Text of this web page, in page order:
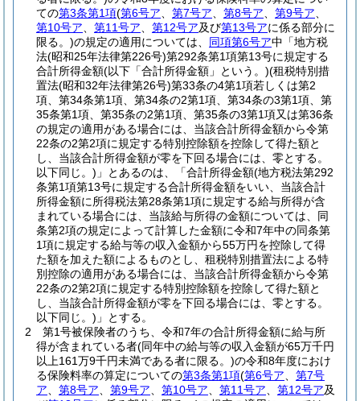
ての第3条第1項(第6号ア 第7号ア 第8号ア 第9号ア
第10号ア
第11号ア 第12号ア及び第13号アに係る部分に
限る。)の規定の適用については、 同項第6号ア中「地方税
法(昭和25年法律第226号)第292条第1項第13号に規定する
合計所得金額(以下「合計所得金額」という。)(租税特別措
置法(昭和32年法律第26号)第33条の4第1項若しくは第2
項、第34条第1項、第34条の2第1項、第34条の3第1項、第
35条第1項、第35条の2第1項、第35条の3第1項又は第36条
の規定の適用がある場合には、当該合計所得金額から令第
22条の2第2項に規定する特別控除額を控除して得た額と
し、当該合計所得金額が零を下回る場合には、零とする。
以下同じ。) 」とあるのは、「合計所得金額(地方税法第292
条第1項第13号に規定する合計所得金額をいい、当該合計
所得金額に所得税法第28条第1項に規定する給与所得が含
まれている場合には、当該給与所得の金額については、同
条第2項の規定によって計算した金額に令和7年中の同条第
1項に規定する給与等の収入金額から55万円を控除して得
た額を加えた額によるものとし、租税特別措置法による特
別控除の適用がある場合には、当該合計所得金額から令第
22条の2第2項に規定する特別控除額を控除して得た額と
し、当該合計所得金額が零を下回る場合には、零とする。
以下同じ。) 」とする。
2
第1号被保険者のうち、令和7年の合計所得金額に給与所
得が含まれている者(同年中の給与等の収入金額が65万千円
以上161万9千円未満である者に限る。)の令和8年度におけ
る保険料率の算定についての第3条第1項(第6号ア
第7号
ア
第8号ア 第9号ア 第10号ア 第11号ア 第12号ア及